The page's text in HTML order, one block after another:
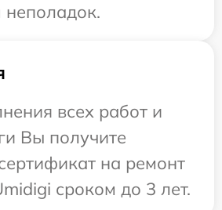
неполадок.
всех работ и
Вы получите
на ремонт
сроком до 3 лет.